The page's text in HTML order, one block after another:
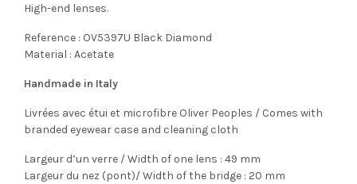
High-end lenses.
Reference : OV5397U Black Diamond
Material : Acetate
Handmade in Italy
Livrées avec étui et microfibre Oliver Peoples / Comes with
branded eyewear case and cleaning cloth
Largeur d’un verre / Width of one lens : 49 mm
Largeur du nez (pont)/ Width of the bridge : 20 mm